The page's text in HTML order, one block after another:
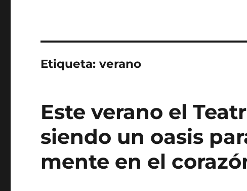
Etiqueta:verano
Este verano el
siendo un oasis
mente en el